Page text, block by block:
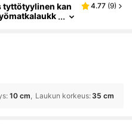
tyttötyylinen kan
4.77 (9)
: 10 cm Laukun korkeus: 35 cm